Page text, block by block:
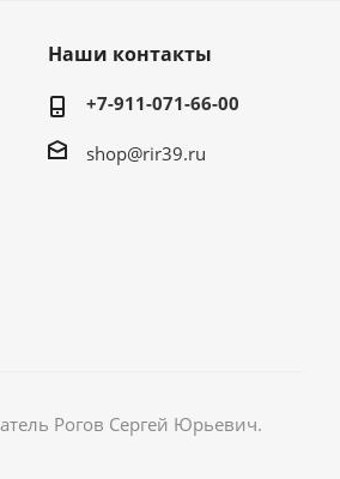
Наши контакты
+7-911-071-66-00
shop@rir39.ru
Рогов Сергей Юрьевич.